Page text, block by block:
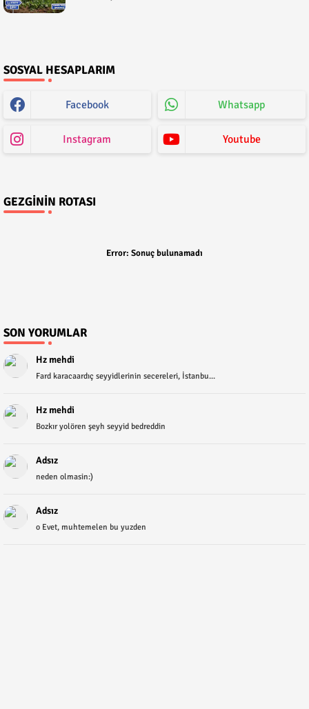
SOSYAL HESAPLARIM
Facebook Whatsapp
Instagram Youtube
GEZGININ ROTASI
Error: Sonuç bulunamadı
SON YORUMLAR
Hz mehdi
Fard karacaardıç seyyidlerinin secereleri, İstanbu...
Hz mehdi
Bozkır yolören şeyh seyyid bedreddin
Adsız
neden olmasin:)
Adsız
o Evet, muhtemelen bu yuzden